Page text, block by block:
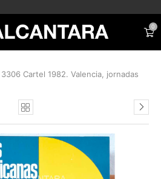
0
3306 Cartel 1982. Valencia, jornadas